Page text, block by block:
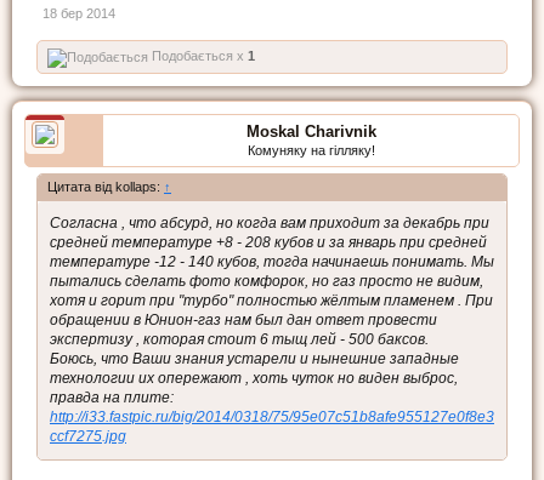
18 бер 2014
Подобається x 1
Moskal Charivnik
Комуняку на гілляку!
Цитата від kollaps: ↑
Согласна , что абсурд, но когда вам приходит за декабрь при
средней температуре +8 - 208 кубов и за январь при средней
температуре -12 - 140 кубов, тогда начинаешь понимать. Мы
пытались сделать фото комфорок, но газ просто не видим,
хотя и горит при "турбо" полностью жёлтым пламенем . При
обращении в Юнион-газ нам был дан ответ провести
экспертизу , которая стоит 6 тыщ лей - 500 баксов.
Боюсь, что Ваши знания устарели и нынешние западные
технологии их опережают , хоть чуток но виден выброс,
правда на плите:
http://i33.fastpic.ru/big/2014/0318/75/95e07c51b8afe955127e0f8e3
ccf7275.jpg